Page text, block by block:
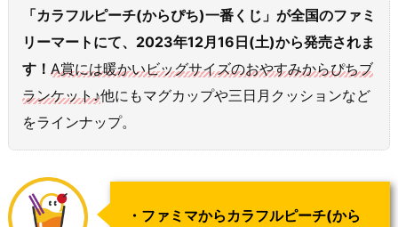
「カラフルピーチ(からぴち)一番くじ」が全国のファミ
リーマートにて、 2023年12月16日(土)から発売されま
す！ A賞には暖かいビッグサイズのおやすみからぴちブ
ランケット♪他にもマグカップや三日月クッションなど
をラインナップ。
・ファミマからカラフルピーチ(から